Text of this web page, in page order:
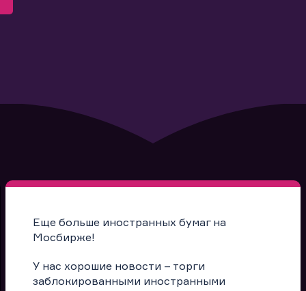
Еще больше иностранных бумаг на
Мосбирже!
У нас хорошие новости – торги
заблокированными иностранными